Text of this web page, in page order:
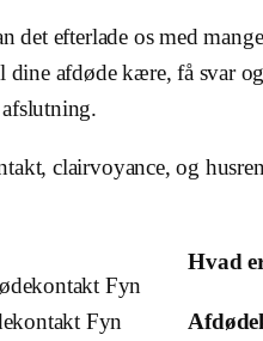
det efterlade os med
dine afdøde kære, få svar
clairvoyance, og
Fyn
Hvad